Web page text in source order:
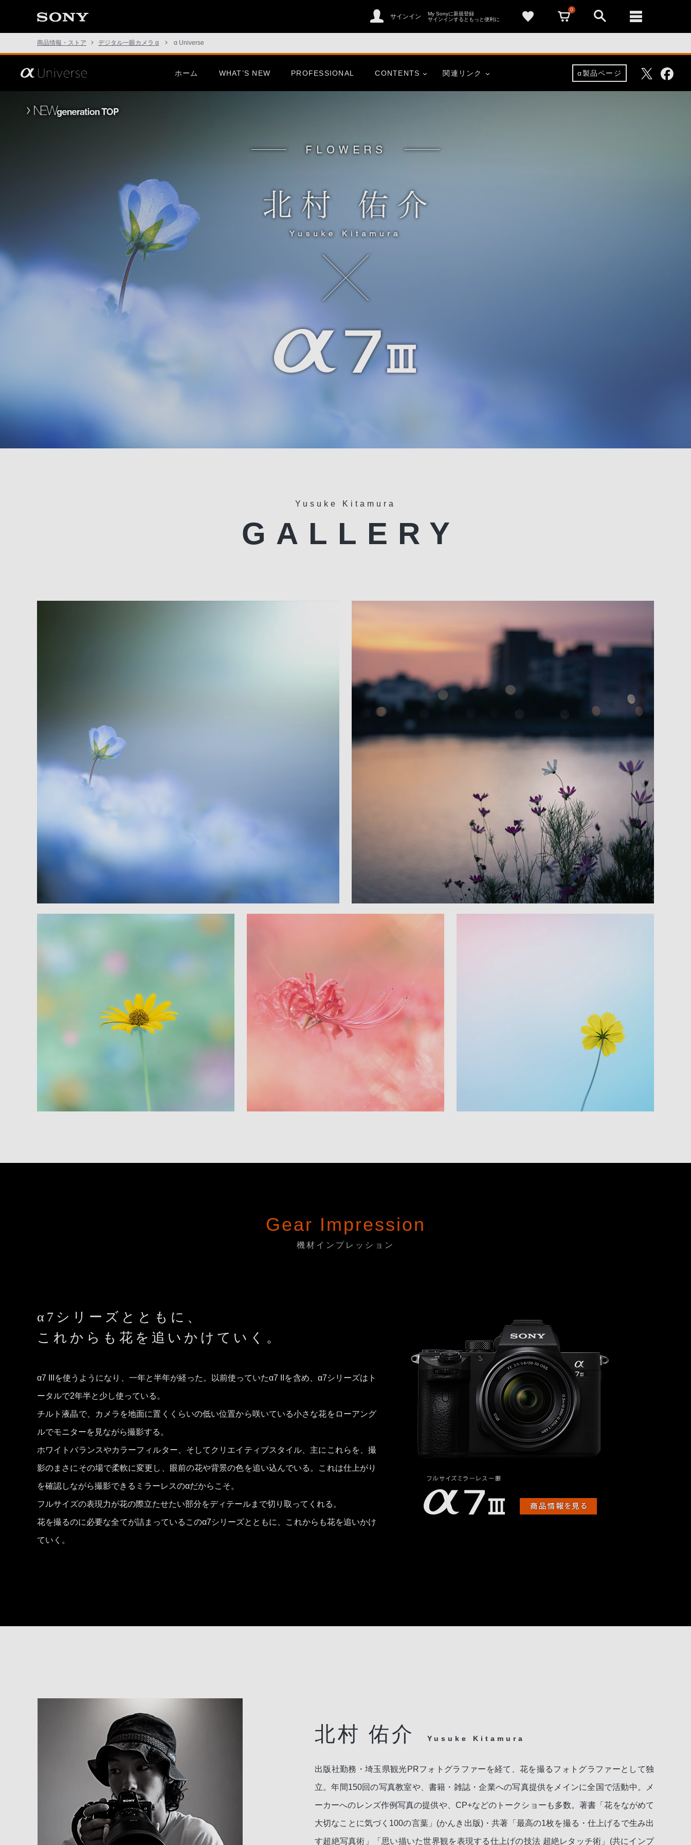
サインイン
My Sonyに新規登録
サインインするともっと便利に
0
商品情報・ストア デジタル一眼カメラ α α Universe
さ
あ、
と
ホーム WHAT’S NEW PROFESSIONAL CONTENTS 関連リンク
この挑戦は、次の表現のため
に。
α1 II G Master CinemaLine
α7R VI α7 V α7C Series
心にふれた一瞬、この想いを
そのまま、未来へ。
RX1R III α6700 VLOGCAM NEW generation
α製品ページ Twitter
世
へ。
α
この挑戦は、次の表現のため
CinemaLine
α7 V α7C Series
心にふれた一瞬、この想いを
そのまま、未来へ。
RX1R III α6700 VLOGCAM NEW generation
Yusuke Kitamura
GALLERY
Gear Impression
機材インプレッション
α7シリーズとともに、
これからも花を追いかけていく。
α7 IIIを使うようになり、一年と半年が経った。以前使っていたα7 IIを含め、α7シリーズはト
ータルで2年半と少し使っている。
チルト液晶で、カメラを地面に置くくらいの低い位置から咲いている小さな花をローアング
ルでモニターを見ながら撮影する。
ホワイトバランスやカラーフィルター、そしてクリエイティブスタイル、主にこれらを、撮
影のまさにその場で柔軟に変更し、眼前の花や背景の色を追い込んでいる。これは仕上がり
を確認しながら撮影できるミラーレスのαだからこそ。
フルサイズの表現力が花の際立たせたい部分をディテールまで切り取ってくれる。
花を撮るのに必要な全てが詰まっているこのα7シリーズとともに、これからも花を追いかけ
ていく。
北村 佑介 Yusuke Kitamura
出版社勤務・埼玉県観光PRフォトグラファーを経て、花を撮るフォトグラファーとして独
立。年間150回の写真教室や、書籍・雑誌・企業への写真提供をメインに全国で活動中。メ
ーカーへのレンズ作例写真の提供や、CP+などのトークショーも多数。著書「花をながめて
大切なことに気づく100の言葉」(かんき出版)・共著「最高の1枚を撮る・仕上げるで生み出
す超絶写真術」「思い描いた世界観を表現する仕上げの技法 超絶レタッチ術」(共にインプ